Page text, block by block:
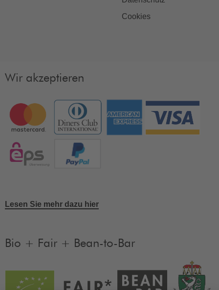
Cookies
Wir akzeptieren
Lesen Sie mehr dazu hier
Bio + Fair + Bean-to-Bar